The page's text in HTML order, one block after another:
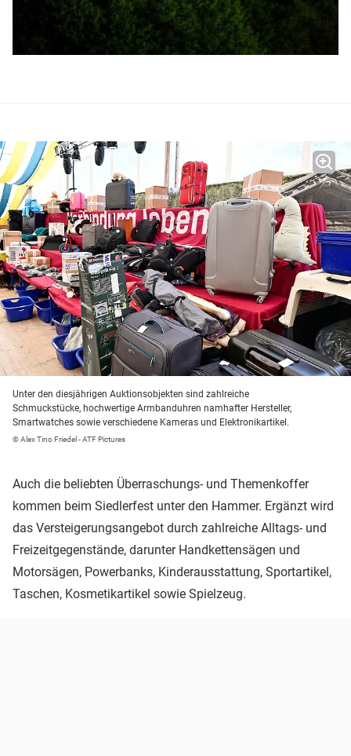
Unter den diesjährigen Auktionsobjekten sind zahlreiche
Schmuckstücke, hochwertige Armbanduhren namhafter Hersteller,
Smartwatches sowie verschiedene Kameras und Elektronikartikel.
© Alex Tino Friedel - ATF Pictures
Auch die beliebten Überraschungs- und Themenkoffer
kommen beim Siedlerfest unter den Hammer. Ergänzt wird
das Versteigerungsangebot durch zahlreiche Alltags- und
Freizeitgegenstände, darunter Handkettensägen und
Motorsägen, Powerbanks, Kinderausstattung, Sportartikel,
Taschen, Kosmetikartikel sowie Spielzeug.